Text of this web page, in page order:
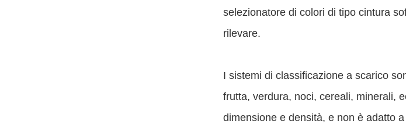
selezionatore di colori di tipo cintura
rilevare.
I sistemi di classificazione a scarico
frutta, verdura, noci, cereali, minerali,
dimensione e densità, e non è adatto